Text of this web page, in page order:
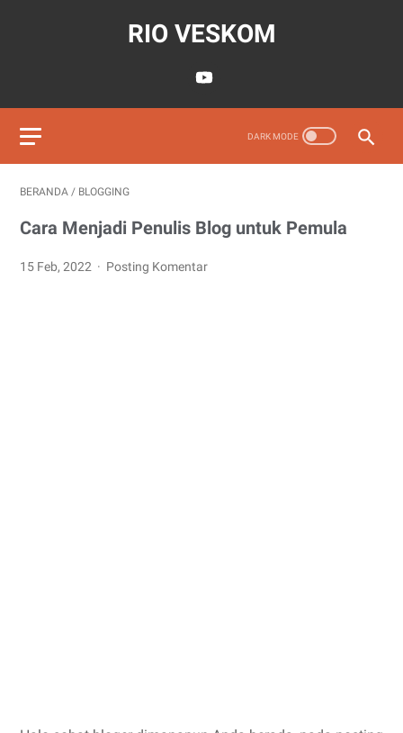
RIO VESKOM
BERANDA / BLOGGING
Cara Menjadi Penulis Blog untuk Pemula
15 Feb, 2022 Posting Komentar